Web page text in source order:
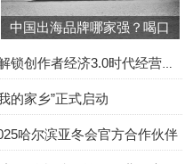
中国出海品牌哪家强？喝口
的家乡”正式启动
哈尔滨亚冬会官方合作伙伴